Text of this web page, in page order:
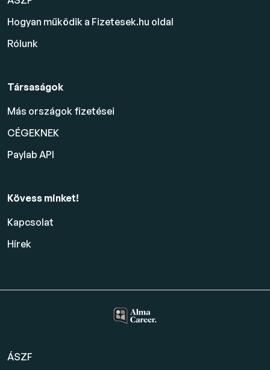
Hogyan működik a Fizetesek.hu oldal
Rólunk
Társaságok
Más országok fizetései
CÉGEKNEK
Paylab API
Kövess minket!
Kapcsolat
Hírek
ÁSZF